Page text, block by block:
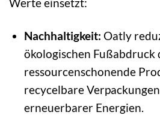
Nachhaltigkeit: Oatly
ökologischen Fußabdruck
ressourcenschonende
recycelbare
erneuerbarer Energien.